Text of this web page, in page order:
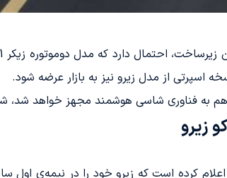
اسپرتی از مدل زیرو نیز به بازار عرضه شود.
به فناوری شاسی هوشمند مجهز خواهد شد،
زیرو